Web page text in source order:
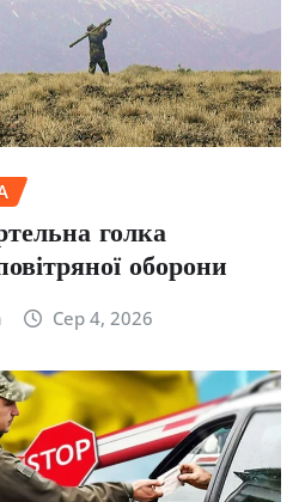
голка
оборони
Сер 4, 2026